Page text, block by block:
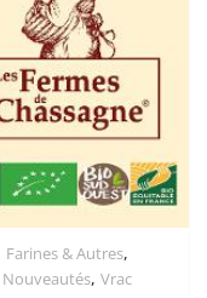
Farines & Autres,
Nouveautés,Vrac